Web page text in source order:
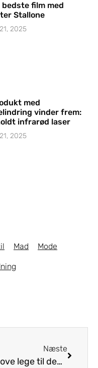
bedste film med
Stallone
2025
med
vinder frem:
infrarød laser
2025
Mad Mode
Næste
4 sjove lege til den næste børnefødselsdag